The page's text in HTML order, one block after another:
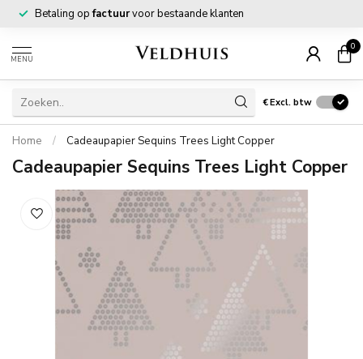
Betaling opfactuurvoor bestaande klanten
MENU
0
€Excl. btw
Home / Cadeaupapier Sequins Trees Light Copper
Cadeaupapier Sequins Trees Light Copper